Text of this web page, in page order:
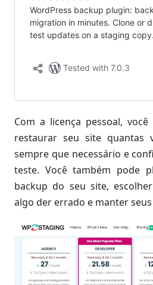
Com a licença pessoal,
restaurar seu site quantas
sempre que necessário e
teste. Você também pode
backup do seu site,
algo der errado e manter